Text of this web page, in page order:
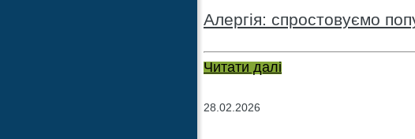
Алергія: спростовуємо
Читати далі
28.02.2026